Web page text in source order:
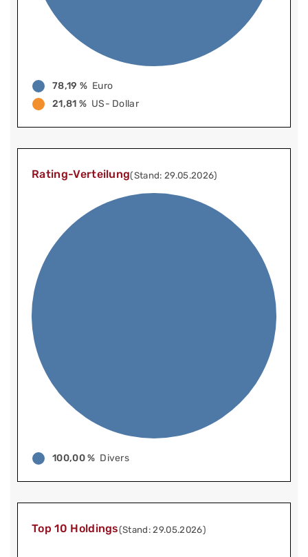
78,19 % Euro
21,81 % US- Dollar
Rating-Verteilung(Stand: 29.05.2026)
100,00 % Divers
Top 10 Holdings(Stand: 29.05.2026)